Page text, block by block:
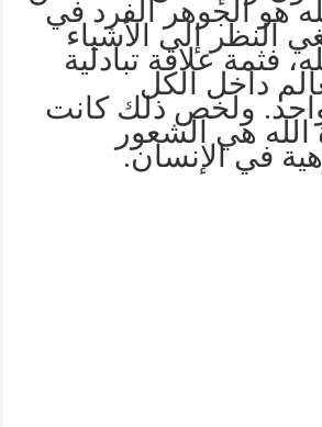
هو الجوهر الفرد في
النظر إلى الأشياء
فثمة علاقة تبادلية
داخل الكل
ولخص ذلك كانت
هي الشعور
في الإنسان.